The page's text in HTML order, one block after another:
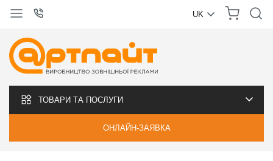
UK
ТОВАРИ ТА ПОСЛУГИ
ОНЛАЙН-ЗАЯВКА